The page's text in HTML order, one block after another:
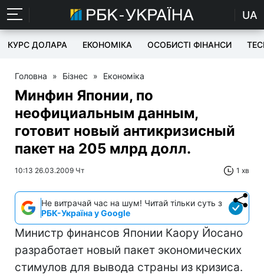
UA
КУРС ДОЛАРА ЕКОНОМІКА ОСОБИСТІ ФІНАНСИ
Головна » Бізнес » Економіка
Минфин Японии, по
неофициальным данным,
готовит новый антикризисный
пакет на 205 млрд долл.
10:13 26.03.2009 Чт 1 хв
Не витрачай час на шум! Читай тільки суть з
РБК-Україна у Google
Министр финансов Японии Каору Йосано
разработает новый пакет экономических
стимулов для вывода страны из кризиса.